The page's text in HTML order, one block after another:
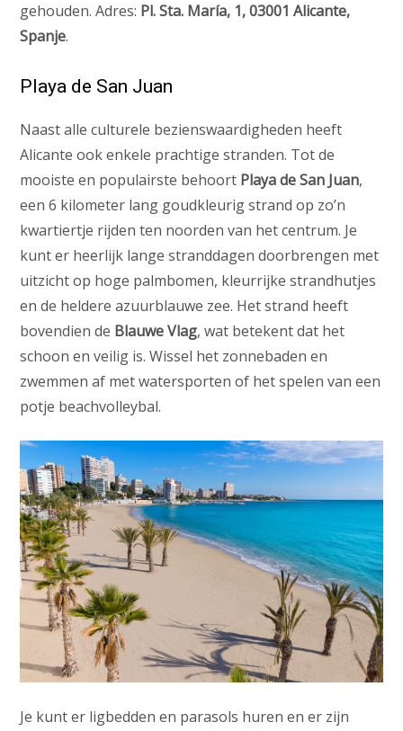
gehouden. Adres: Pl. Sta. María, 1, 03001 Alicante,
Spanje.
Playa de San Juan
Naast alle culturele bezienswaardigheden heeft
Alicante ook enkele prachtige stranden. Tot de
mooiste en populairste behoort Playa de San Juan,
een 6 kilometer lang goudkleurig strand op zo’n
kwartiertje rijden ten noorden van het centrum. Je
kunt er heerlijk lange stranddagen doorbrengen met
uitzicht op hoge palmbomen, kleurrijke strandhutjes
en de heldere azuurblauwe zee. Het strand heeft
bovendien de Blauwe Vlag, wat betekent dat het
schoon en veilig is. Wissel het zonnebaden en
zwemmen af met watersporten of het spelen van een
potje beachvolleybal.
Je kunt er ligbedden en parasols huren en er zijn